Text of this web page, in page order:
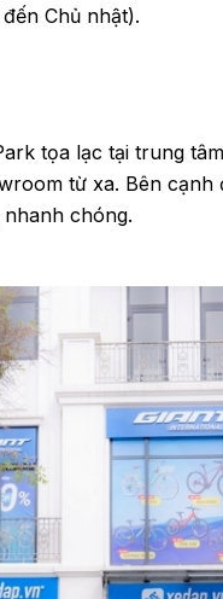
Chủ nhật).
tọa lạc tại trung
từ xa. Bên
chóng.